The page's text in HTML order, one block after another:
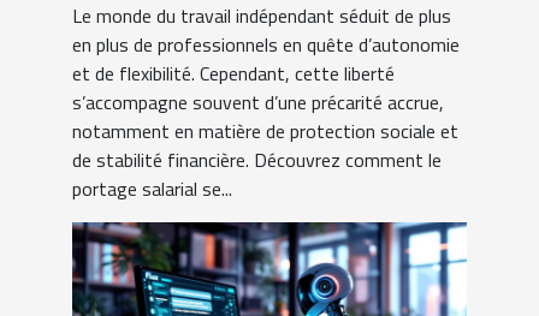
Le monde du travail indépendant séduit de plus
en plus de professionnels en quête d’autonomie
et de flexibilité. Cependant, cette liberté
s’accompagne souvent d’une précarité accrue,
notamment en matière de protection sociale et
de stabilité financière. Découvrez comment le
portage salarial se...